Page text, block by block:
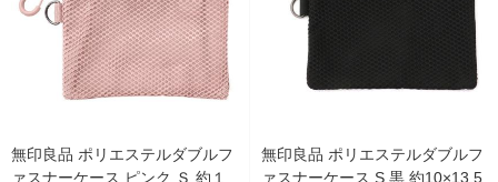
無印良品 ポリエステルダブルフ
ァスナーケース ピンク Ｓ 約１
無印良品 ポリエステルダブルフ
ァスナーケース S 黒 約10×13.5